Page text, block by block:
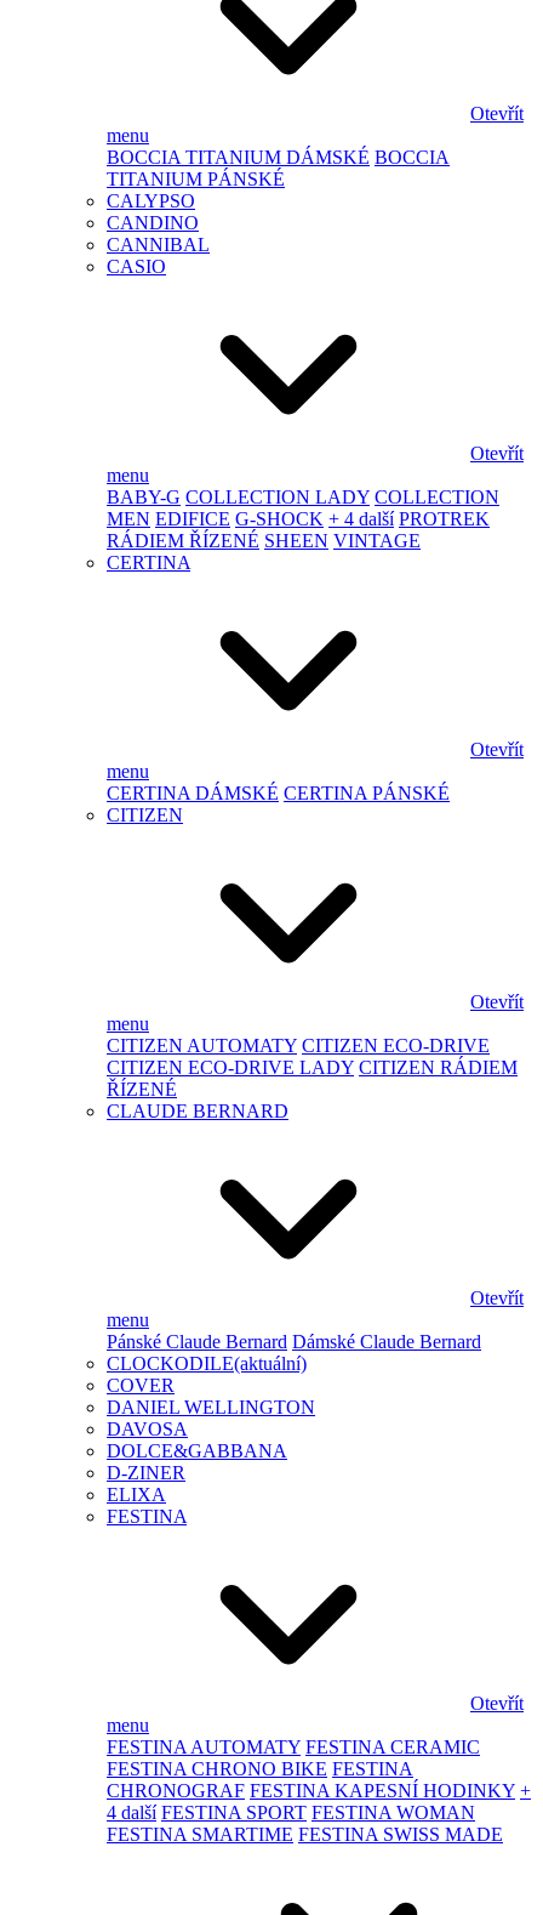
Otevřít
menu
BOCCIA TITANIUM DÁMSKÉ BOCCIA
TITANIUM PÁNSKÉ
CALYPSO
CANDINO
CANNIBAL
CASIO
Otevřít
menu
BABY-G COLLECTION LADY COLLECTION
MEN EDIFICE G-SHOCK + 4 další PROTREK
RÁDIEM ŘÍZENÉ SHEEN VINTAGE
CERTINA
Otevřít
menu
CERTINA DÁMSKÉ CERTINA PÁNSKÉ
CITIZEN
Otevřít
menu
CITIZEN AUTOMATY CITIZEN ECO-DRIVE
CITIZEN ECO-DRIVE LADY CITIZEN RÁDIEM
ŘÍZENÉ
CLAUDE BERNARD
Otevřít
menu
Pánské Claude Bernard Dámské Claude Bernard
CLOCKODILE(aktuální)
COVER
DANIEL WELLINGTON
DAVOSA
DOLCE&GABBANA
D-ZINER
ELIXA
FESTINA
Otevřít
menu
FESTINA AUTOMATY FESTINA CERAMIC
FESTINA CHRONO BIKE FESTINA
CHRONOGRAF FESTINA KAPESNÍ HODINKY +
4 další FESTINA SPORT FESTINA WOMAN
FESTINA SMARTIME FESTINA SWISS MADE